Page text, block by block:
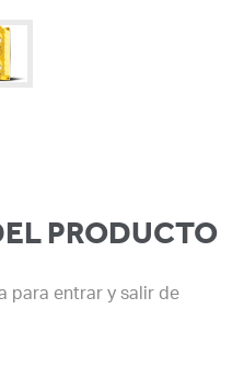
PRODUCTO
para entrar y salir de